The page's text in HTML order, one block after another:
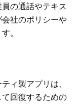
の通話やテキス
社のポリシーや
。
ィ製アプリは、
回復するための